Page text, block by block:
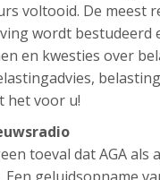
voltooid. De meest
wordt bestudeerd
en kwesties over
het voor u!
toeval dat AGA